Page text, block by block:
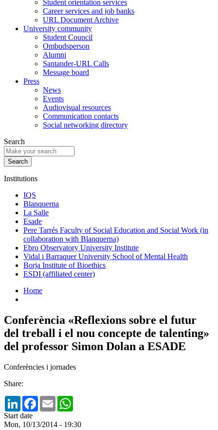
Student orientation services
Career services and job banks
URL Document Archive
University community
Student Council
Ombudsperson
Alumni
Santander-URL Calls
Message board
Press
News
Events
Audiovisual resources
Communication contacts
Social networking directory
Search
Institutions
IQS
Blanquerna
La Salle
Esade
Pere Tarrés Faculty of Social Education and Social Work (in
collaboration with Blanquerna)
Ebro Observatory University Institute
Vidal i Barraquer University School of Mental Health
Borja Institute of Bioethics
ESDI (affiliated center)
Home
Conferència «Reflexions sobre el futur
del treball i el nou concepte de talenting»
del professor Simon Dolan a ESADE
Conferències i jornades
Share:
LinkedInFacebook
Email
Start date
Mon, 10/13/2014 - 19:30